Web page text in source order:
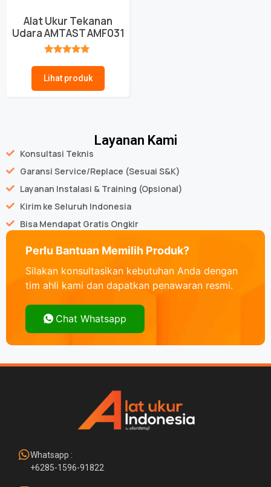
Alat Ukur Tekanan
Udara AMTAST AMF031
Lihat produk
Layanan Kami
Konsultasi Teknis
Garansi Service/Replace (Sesuai S&K)
Layanan Instalasi & Training (Opsional)
Kirim ke Seluruh Indonesia
Bisa Mendapat Gratis Ongkir
Perlu Bantuan Memilih Produk?
Silakan konsultasikan kebutuhan Anda dengan
tim ahli kami dan dapatkan penawaran resmi.
Chat Whatsapp
Whatsapp :
+6285-1596-91822